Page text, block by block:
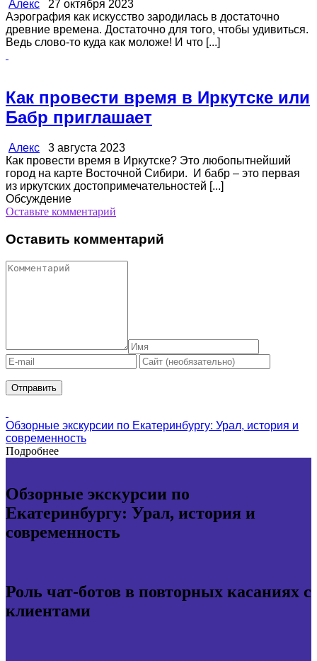
Алекс 27 октября 2023
Аэрография как искусство зародилась в достаточно
древние времена. Достаточно для того, чтобы удивиться.
Ведь слово-то куда как моложе! И что [...]
Как провести время в Иркутске или
Бабр приглашает
Алекс 3 августа 2023
Как провести время в Иркутске? Это любопытнейший
город на карте Восточной Сибири. И бабр – это первая
из иркутских достопримечательностей [...]
Обсуждение
Оставьте комментарий
Оставить комментарий
Обзорные экскурсии по Екатеринбургу: Урал, история и
современность
Подробнее
Обзорные экскурсии по
Екатеринбургу: Урал, история и
современность
Роль чат-ботов в повторных касаниях с
клиентами